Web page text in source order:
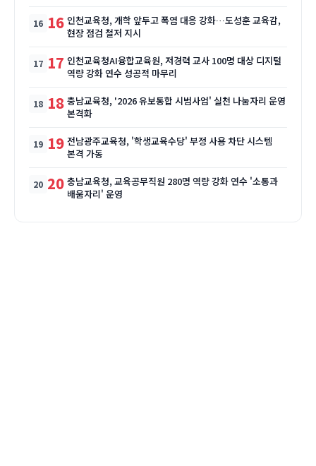
16 인천교육청, 개학 앞두고 폭염 대응 강화…도성훈 교육감,
현장 점검 철저 지시
17 인천교육청AI융합교육원, 저경력 교사 100명 대상 디지털
역량 강화 연수 성공적 마무리
18 충남교육청, '2026 유보통합 시범사업' 실천 나눔자리 운영
본격화
19 전남광주교육청, '학생교육수당' 부정 사용 차단 시스템
본격 가동
20 충남교육청, 교육공무직원 280명 역량 강화 연수 '소통과
배움자리' 운영